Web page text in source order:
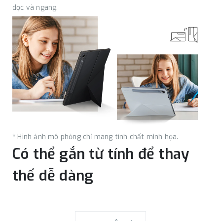
dọc và ngang.
* Hình ảnh mô phỏng chỉ mang tính chất minh họa.
Có thể gắn từ tính để thay
thế dễ dàng
để cá nhân hóa thiết bị của bạn. Thay thế nó theo sở thích